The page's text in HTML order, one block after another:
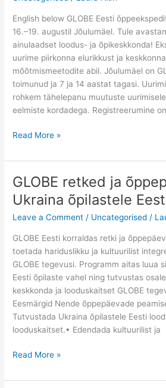
English below GLOBE Eesti
16.–19. augustil Jõulumäel. Tule
ainulaadset loodus- ja õpikeskkonda!
uurime piirkonna elurikkust ja
mõõtmismeetodite abil. Jõulumäel on
toimunud ja 7 ja 14 aastat tagasi.
rohkem tähelepanu muutuste
eelmiste kordadega. Registreerumine
GLOBE
ekspeditsioon
2025/GLOBE
Estonia
Learning
Expedition
Read More »
GLOBE retked ja
Ukraina õpilastele
Leave a Comment / Uncategorised /
GLOBE Eesti korraldas retki ja
toetada hariduslikku ja kultuurilist
GLOBE tegevusi. Programm aitas luua
Eesti õpilaste vahel ning tutvustas
keskkonda ja looduskaitset GLOBE
Eesmärgid Nende õppepäevade
Tutvustada Ukraina õpilastele Eesti
looduskaitset.• Edendada kultuurilist ja
GLOBE
ja
Read More »